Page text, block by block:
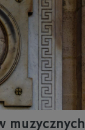
muzycznych